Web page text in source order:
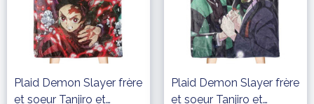
Plaid Demon Slayer frère
et soeur Tanjiro et
Plaid Demon Slayer frère
et soeur Tanjiro et